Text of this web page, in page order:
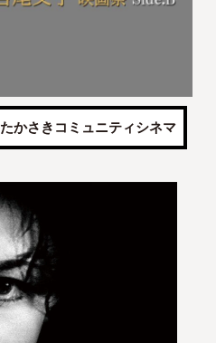
たかさきコミュニティシネマ